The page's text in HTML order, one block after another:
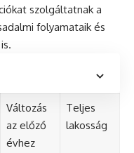
szolgáltatnak a
folyamataik és
Változás
az előző
évhez
Teljes
lakosság